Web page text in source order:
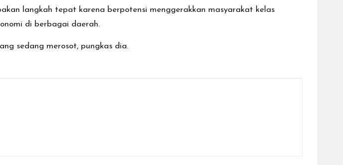
langkah tepat karena berpotensi menggerakkan masyarakat kelas
di berbagai daerah.
sedang merosot, pungkas dia.